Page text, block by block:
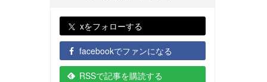
xをフォローする
facebookでファンになる
RSSで記事を購読する